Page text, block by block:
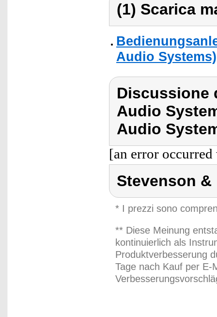
(1) Scarica
Audio Systems)
Discussione
Audio
Audio
[an error
Stevenson
* I prezzi sono
** Diese Meinung
kontinuierlich als
Produktverbesserung
Tage nach Kauf per E-